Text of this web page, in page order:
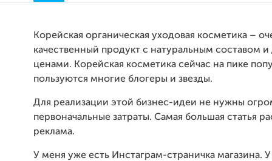
Корейская органическая уходовая косметика –
качественный продукт с натуральным составом
ценами. Корейская косметика сейчас на пике
пользуются многие блогеры и звезды.
Для реализации этой бизнес-идеи не нужны
первоначальные затраты. Самая большая статья
реклама.
У меня уже есть Инстаграм-страничка магазина.